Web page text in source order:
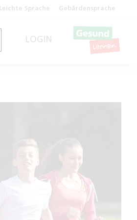
Leichte Sprache Gebärdensprache
LOGIN